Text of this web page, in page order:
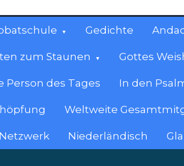
Gedichte
zum Staunen Gottes
Person des Tages In den
Weltweite
Niederländisch